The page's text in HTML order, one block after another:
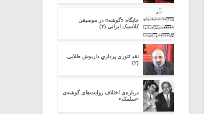
جایگاه «گوشه» در موسیقی
کلاسیک ایرانی (۳)
نقد تئوری پردازیِ داریوش طلایی
(۲)
درباره‌ی اختلاف روایت‌های گوشه‌ی
«سلمک»